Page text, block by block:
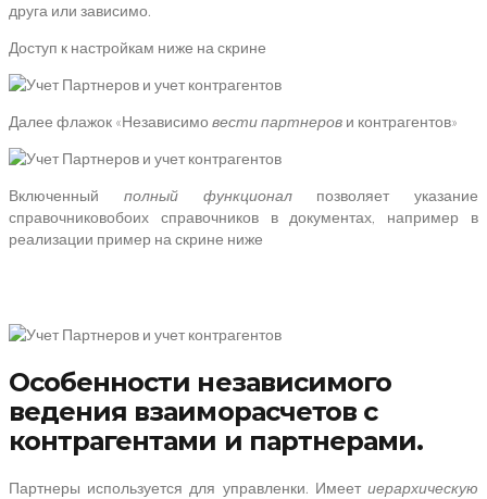
друга или зависимо.
Доступ к настройкам ниже на скрине
Далее флажок «Независимо вести партнеров и контрагентов»
Включенный полный функционалпозволяет указание
справочниковобоих справочников в документах, например в
реализации пример на скрине ниже
Особенности независимого
ведения взаиморасчетов с
контрагентами и партнерами.
Партнеры используется для управленки. Имеет иерархическую